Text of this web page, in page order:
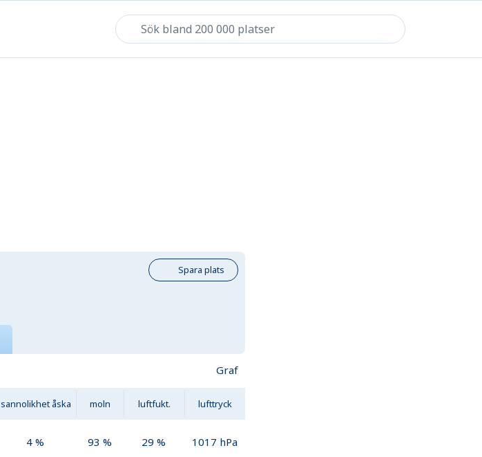
Spara plats
Graf
sannolikhet åska moln luftfukt. lufttryck
4 % 93 % 29 % 1017 hPa